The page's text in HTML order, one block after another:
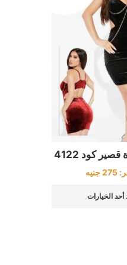
كود 4122
275جنيه
أحد الخيارات